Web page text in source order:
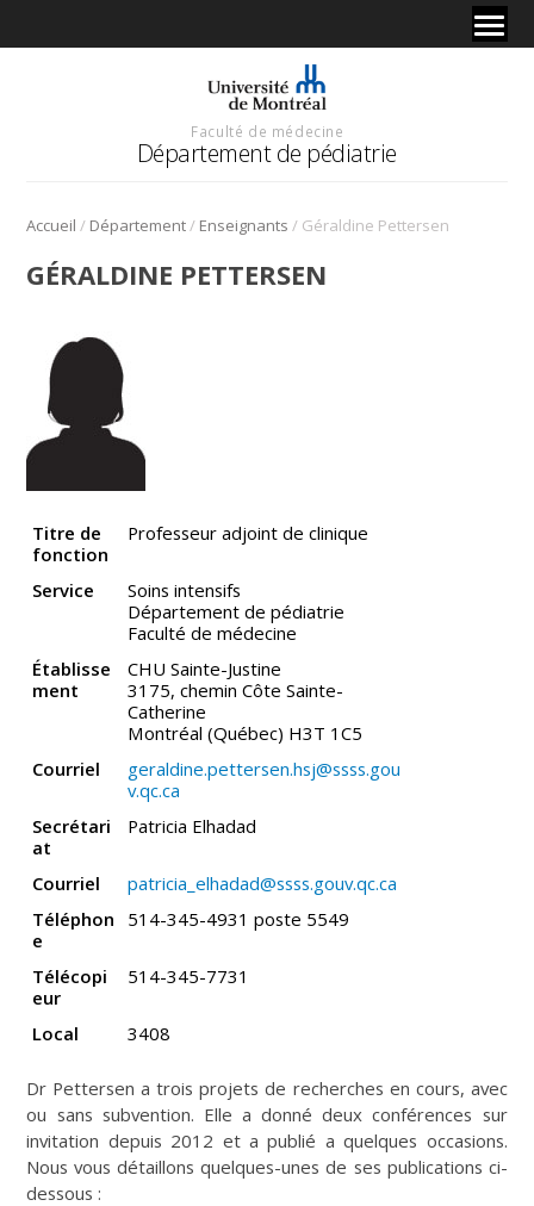
Faculté de médecine
Département de pédiatrie
Accueil / Département/ Enseignants / Géraldine Pettersen
GÉRALDINE PETTERSEN
Titre de
fonction
Professeur adjoint de clinique
Service
Soins intensifs
Département de pédiatrie
Faculté de médecine
Établisse
ment
CHU Sainte-Justine
3175, chemin Côte Sainte-
Catherine
Montréal (Québec) H3T 1C5
Courriel
geraldine.pettersen.hsj@ssss.gou
v.qc.ca
Secrétari
at
Patricia Elhadad
Courriel
patricia_elhadad@ssss.gouv.qc.ca
Téléphon
e
514-345-4931 poste 5549
Télécopi
eur
514-345-7731
Local 3408
Dr Pettersen a trois projets de recherches en cours, avec
ou sans subvention. Elle a donné deux conférences sur
invitation depuis 2012 et a publié a quelques occasions.
Nous vous détaillons quelques-unes de ses publications ci-
dessous :